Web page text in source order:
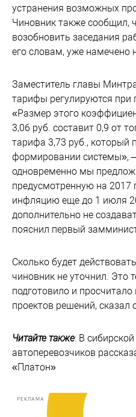
устранения возможных
Чиновник также сообщил,
возобновить заседания
его словам, уже намечено
Заместитель главы
тарифы регулируются
«Размер этого
3,06 руб. составит 0,9 от
тарифа 3,73 руб., который
формировании системы»,
одновременно мы
предусмотренную на 2017
инфляцию еще до 1 июля
дополнительно не
пояснил первый
Сколько будет
чиновник не уточнил. Это
подготовило и
проектов решений, сказал
Читайте также: В
автоперевозчиков
«Платон»
РЕКЛАМА